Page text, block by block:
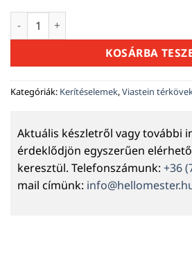
VIA+ Avangard kerítéselem 16 cm -
KOSÁRBA
Kategóriák: Kerítéselemek,Viastein
Aktuális készletről vagy további
érdeklődjön egyszerűen
keresztül. Telefonszámunk: +36
mail címünk: